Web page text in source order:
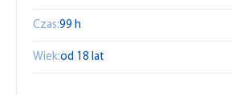
Czas:99 h
Wiek:od 18 lat